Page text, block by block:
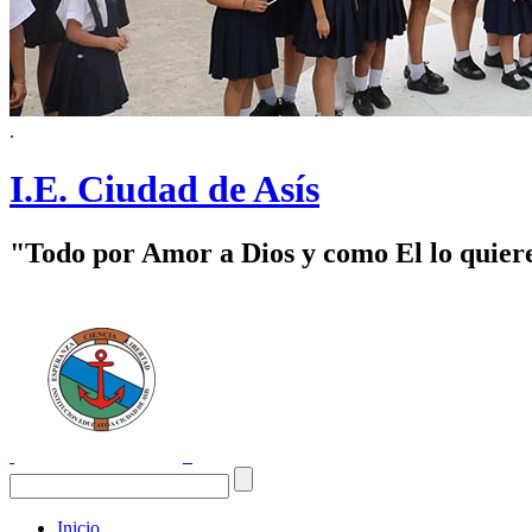
.
I.E. Ciudad de Asís
"Todo por Amor a Dios y como El lo
Inicio